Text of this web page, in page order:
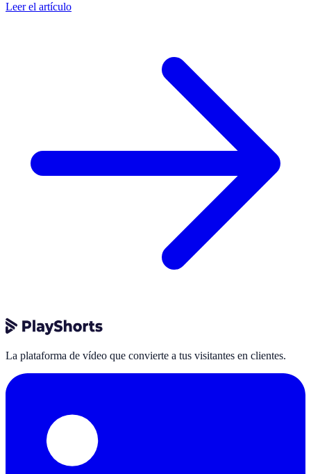
Leer el artículo
La plataforma de vídeo que convierte a tus visitantes en clientes.